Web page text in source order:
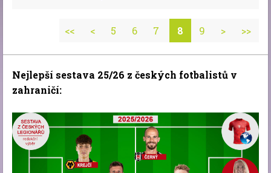
<< < 5 6 7 8 9 > >>
Nejlepší sestava 25/26 z českých fotbalistů v
zahraničí: